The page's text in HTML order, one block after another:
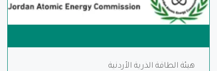
هيئة الطاقة الذرية الأردنية